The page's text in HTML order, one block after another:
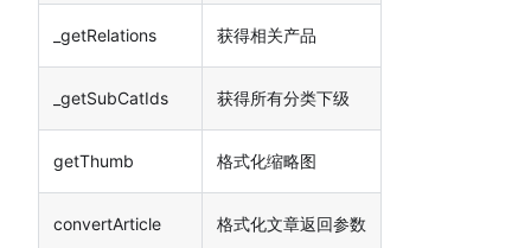
_getRelations 获得相关产品
_getSubCatIds 获得所有分类下级
getThumb 格式化缩略图
convertArticle 格式化文章返回参数